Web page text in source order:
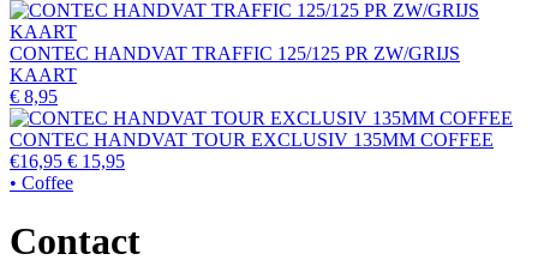
CONTEC HANDVAT TRAFFIC 125/125 PR ZW/GRIJS
KAART
€ 8,95
CONTEC HANDVAT TOUR EXCLUSIV 135MM COFFEE
€16,95 € 15,95
• Coffee
Contact